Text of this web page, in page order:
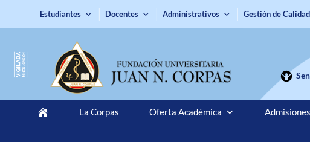
Estudiantes Docentes Administrativos Gestión de Calidad
La Corpas Oferta Académica Admisiones